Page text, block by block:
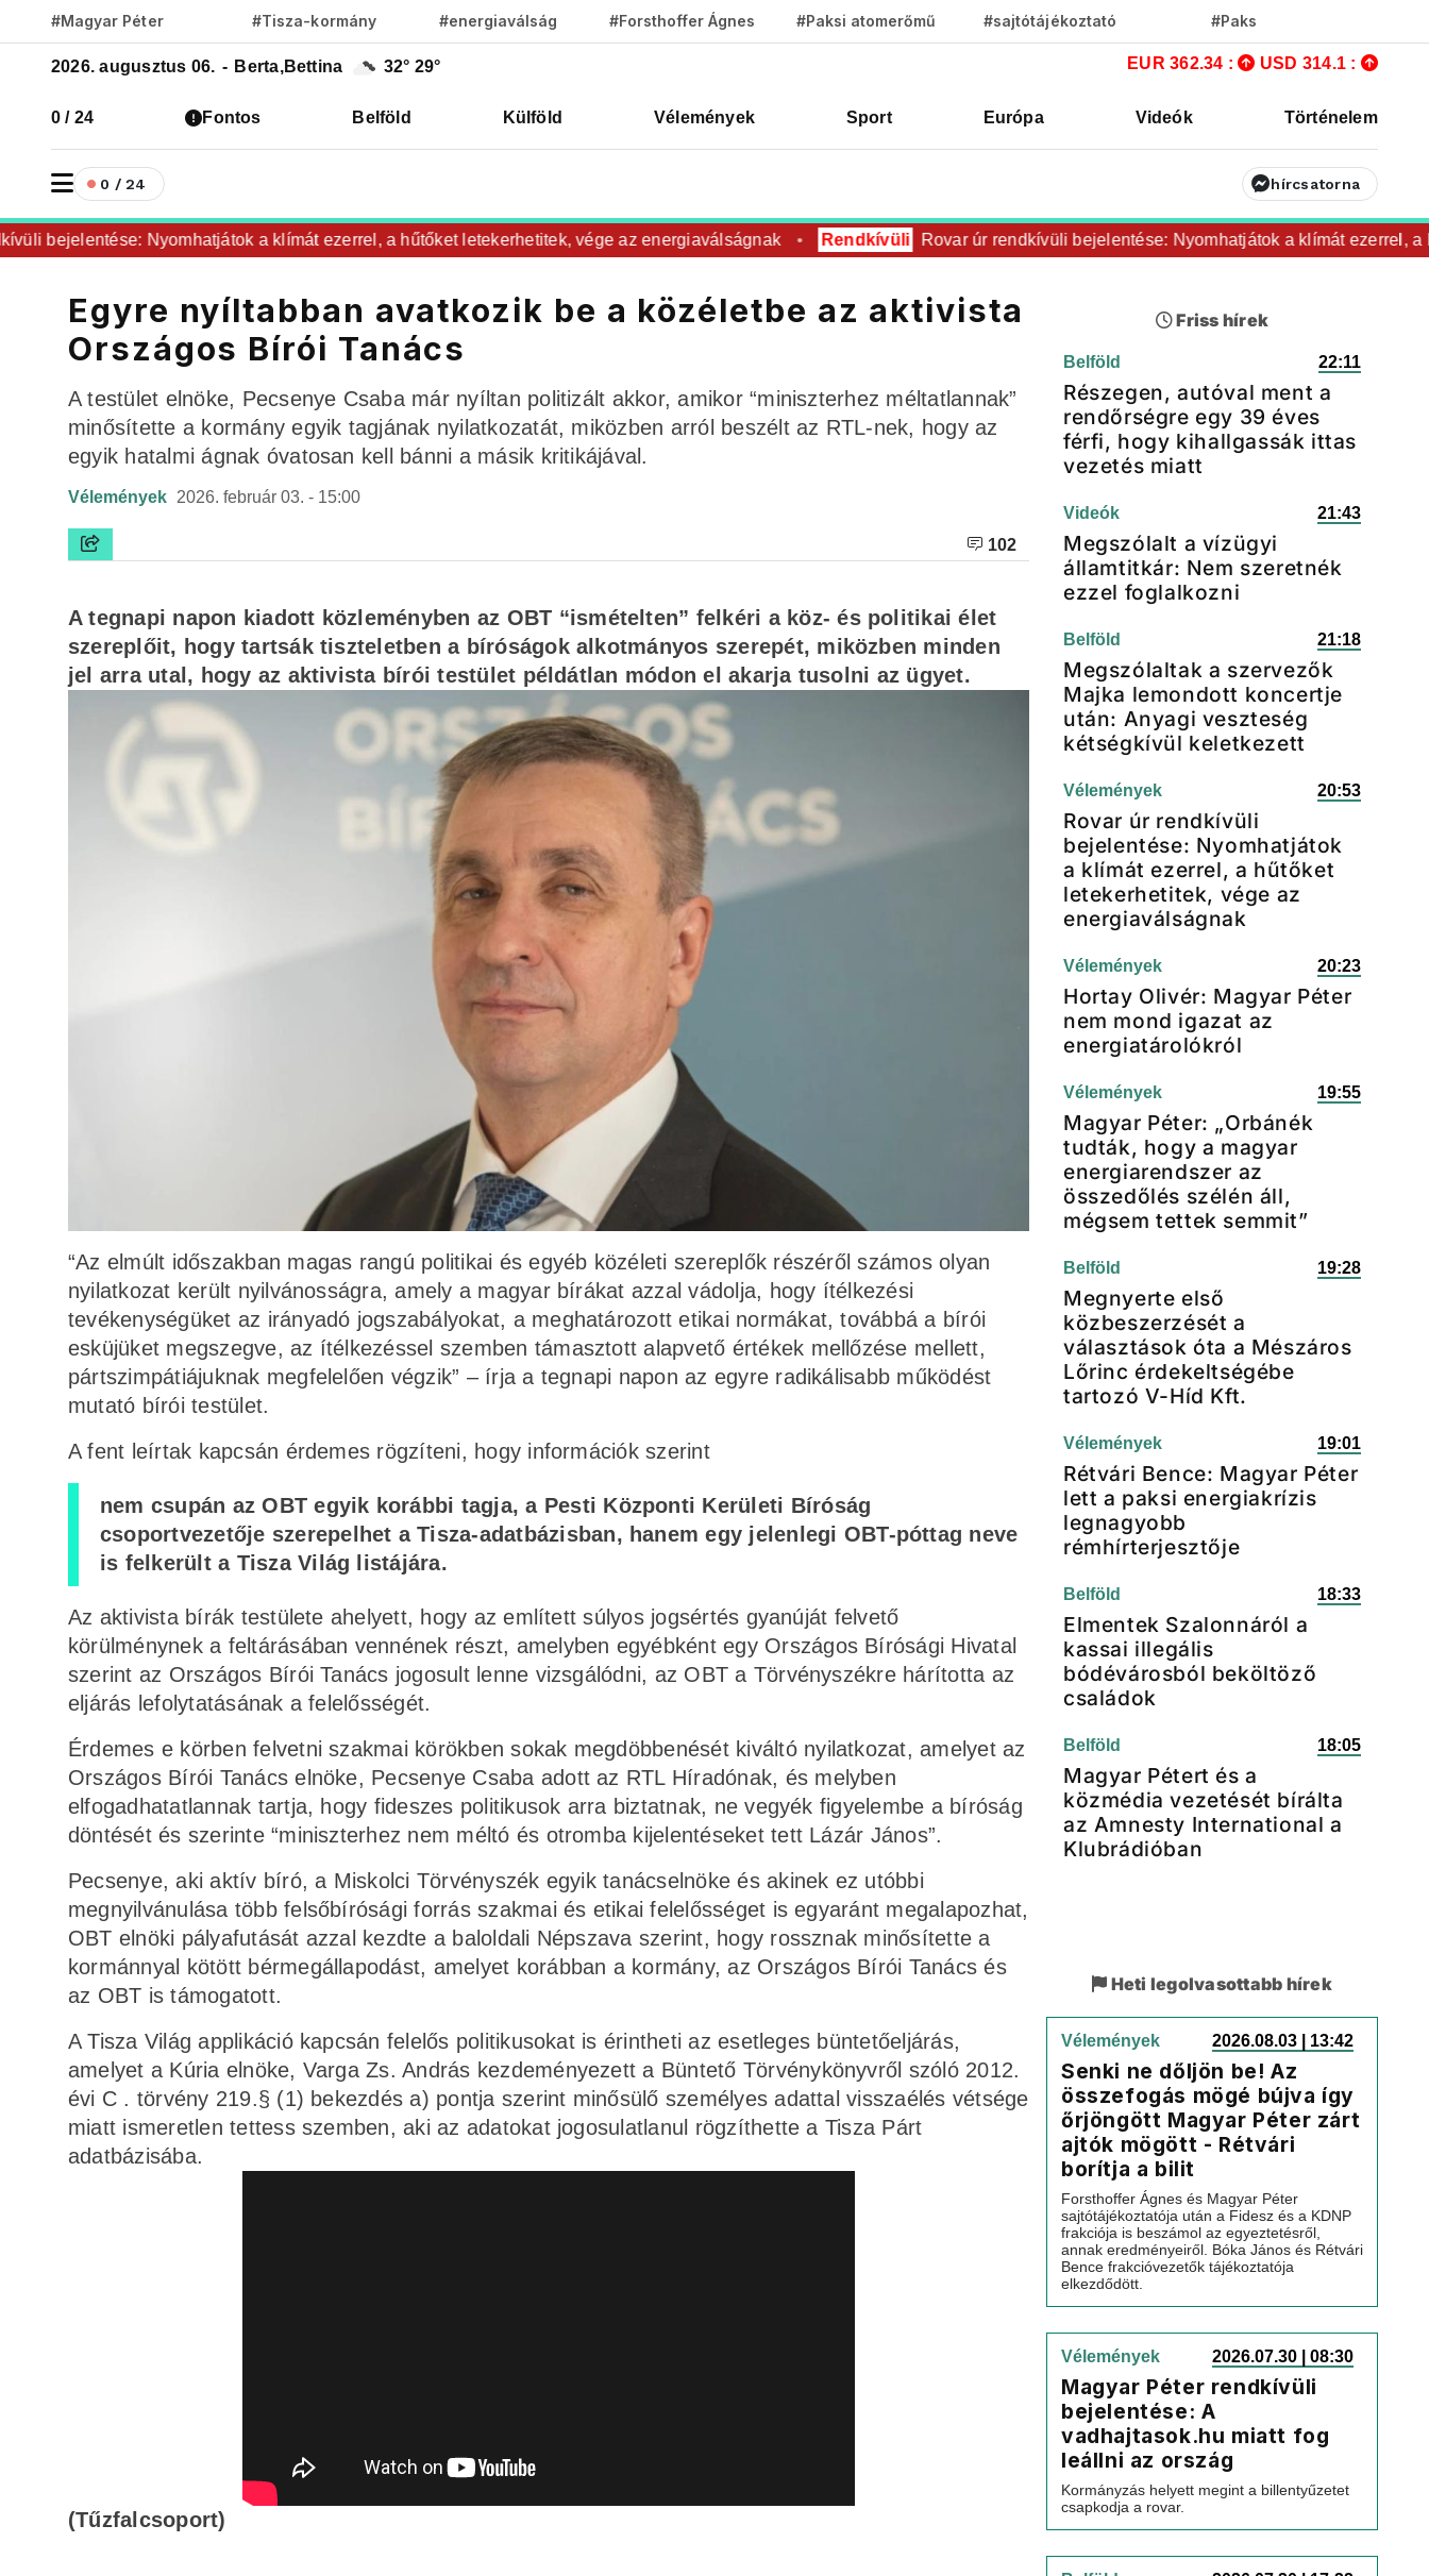
#Magyar Péter #Tisza-kormány #energiaválság #Forsthoffer Ágnes #Paksi atomerőmű #sajtótájékoztató #Paks
2026. augusztus 06. - Berta,Bettina 32° 29° EUR 362.34 : USD 314.1 :
0 / 24 Fontos Belföld Külföld Vélemények Sport Európa Videók Történelem
0 / 24 hírcsatorna
Nyomhatjátok a klímát ezerrel, a hűtőket letekerhetitek, vége az energiaválságnak Rendkívüli Rovar úr rendkívüli bejelentése: Nyomhatjátok a klímát ezerrel, a
Egyre nyíltabban avatkozik be a közéletbe az aktivista
Országos Bírói Tanács
A testület elnöke, Pecsenye Csaba már nyíltan politizált akkor, amikor “miniszterhez méltatlannak”
minősítette a kormány egyik tagjának nyilatkozatát, miközben arról beszélt az RTL-nek, hogy az
egyik hatalmi ágnak óvatosan kell bánni a másik kritikájával.
Vélemények 2026. február 03. - 15:00
102
A tegnapi napon kiadott közleményben az OBT “ismételten” felkéri a köz- és politikai élet
szereplőit, hogy tartsák tiszteletben a bíróságok alkotmányos szerepét, miközben minden
jel arra utal, hogy az aktivista bírói testület példátlan módon el akarja tusolni az ügyet.
“Az elmúlt időszakban magas rangú politikai és egyéb közéleti szereplők részéről számos olyan
nyilatkozat került nyilvánosságra, amely a magyar bírákat azzal vádolja, hogy ítélkezési
tevékenységüket az irányadó jogszabályokat, a meghatározott etikai normákat, továbbá a bírói
esküjüket megszegve, az ítélkezéssel szemben támasztott alapvető értékek mellőzése mellett,
pártszimpátiájuknak megfelelően végzik” – írja a tegnapi napon az egyre radikálisabb működést
mutató bírói testület.
A fent leírtak kapcsán érdemes rögzíteni, hogy információk szerint
nem csupán az OBT egyik korábbi tagja, a Pesti Központi Kerületi Bíróság
csoportvezetője szerepelhet a Tisza-adatbázisban, hanem egy jelenlegi OBT-póttag neve
is felkerült a Tisza Világ listájára.
Az aktivista bírák testülete ahelyett, hogy az említett súlyos jogsértés gyanúját felvető
körülménynek a feltárásában vennének részt, amelyben egyébként egy Országos Bírósági Hivatal
szerint az Országos Bírói Tanács jogosult lenne vizsgálódni, az OBT a Törvényszékre hárította az
eljárás lefolytatásának a felelősségét.
Érdemes e körben felvetni szakmai körökben sokak megdöbbenését kiváltó nyilatkozat, amelyet az
Országos Bírói Tanács elnöke, Pecsenye Csaba adott az RTL Híradónak, és melyben
elfogadhatatlannak tartja, hogy fideszes politikusok arra biztatnak, ne vegyék figyelembe a bíróság
döntését és szerinte “miniszterhez nem méltó és otromba kijelentéseket tett Lázár János”.
Pecsenye, aki aktív bíró, a Miskolci Törvényszék egyik tanácselnöke és akinek ez utóbbi
megnyilvánulása több felsőbírósági forrás szakmai és etikai felelősséget is egyaránt megalapozhat,
OBT elnöki pályafutását azzal kezdte a baloldali Népszava szerint, hogy rossznak minősítette a
kormánnyal kötött bérmegállapodást, amelyet korábban a kormány, az Országos Bírói Tanács és
az OBT is támogatott.
A Tisza Világ applikáció kapcsán felelős politikusokat is érintheti az esetleges büntetőeljárás,
amelyet a Kúria elnöke, Varga Zs. András kezdeményezett a Büntető Törvénykönyvről szóló 2012.
évi C . törvény 219.§ (1) bekezdés a) pontja szerint minősülő személyes adattal visszaélés vétsége
miatt ismeretlen tettess szemben, aki az adatokat jogosulatlanul rögzíthette a Tisza Párt
adatbázisába.
(Tűzfalcsoport)
Friss hírek
Belföld 22:11
Részegen, autóval ment a
rendőrségre egy 39 éves
férfi, hogy kihallgassák ittas
vezetés miatt
Videók 21:43
Megszólalt a vízügyi
államtitkár: Nem szeretnék
ezzel foglalkozni
Belföld 21:18
Megszólaltak a szervezők
Majka lemondott koncertje
után: Anyagi veszteség
kétségkívül keletkezett
Vélemények 20:53
Rovar úr rendkívüli
bejelentése: Nyomhatjátok
a klímát ezerrel, a hűtőket
letekerhetitek, vége az
energiaválságnak
Vélemények 20:23
Hortay Olivér: Magyar Péter
nem mond igazat az
energiatárolókról
Vélemények 19:55
Magyar Péter: „Orbánék
tudták, hogy a magyar
energiarendszer az
összedőlés szélén áll,
mégsem tettek semmit”
Belföld 19:28
Megnyerte első
közbeszerzését a
választások óta a Mészáros
Lőrinc érdekeltségébe
tartozó V-Híd Kft.
Vélemények 19:01
Rétvári Bence: Magyar Péter
lett a paksi energiakrízis
legnagyobb
rémhírterjesztője
Belföld 18:33
Elmentek Szalonnáról a
kassai illegális
bódévárosból beköltöző
családok
Belföld 18:05
Magyar Pétert és a
közmédia vezetését bírálta
az Amnesty International a
Klubrádióban
Heti legolvasottabb hírek
Vélemények 2026.08.03 | 13:42
Senki ne dőljön be! Az
összefogás mögé bújva így
őrjöngött Magyar Péter zárt
ajtók mögött - Rétvári
borítja a bilit
Forsthoffer Ágnes és Magyar Péter
sajtótájékoztatója után a Fidesz és a KDNP
frakciója is beszámol az egyeztetésről,
annak eredményeiről. Bóka János és Rétvári
Bence frakcióvezetők tájékoztatója
elkezdődött.
Vélemények 2026.07.30 | 08:30
Magyar Péter rendkívüli
bejelentése: A
vadhajtasok.hu miatt fog
leállni az ország
Kormányzás helyett megint a billentyűzetet
csapkodja a rovar.